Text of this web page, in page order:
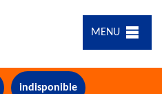
MENU
indisponible